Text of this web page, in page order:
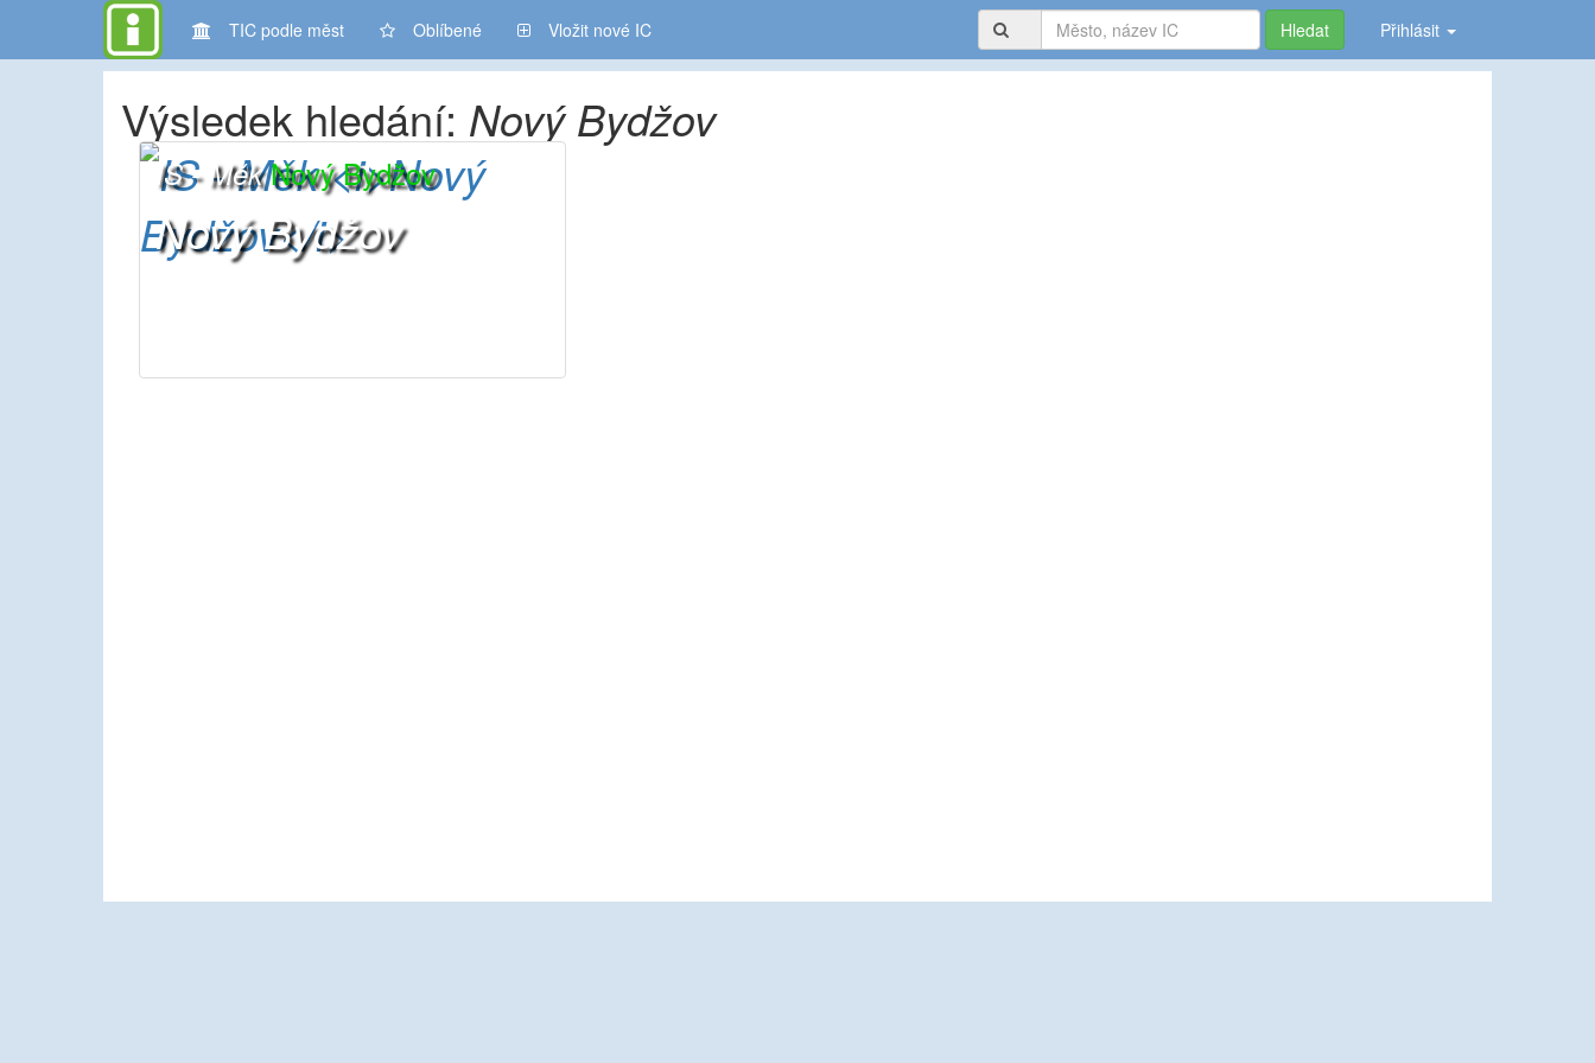
TIC podle měst Oblíbené Vložit nové IC Hledat Přihlásit
Výsledek hledání: Nový Bydžov
IS - MěkNový Bydžov
Nový Bydžov